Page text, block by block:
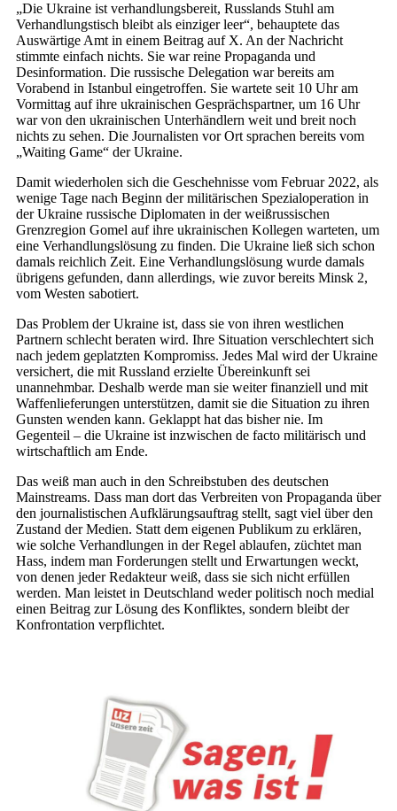
„Die Ukraine ist verhandlungsbereit, Russlands Stuhl am
Verhandlungstisch bleibt als einziger leer“, behauptete das
Auswärtige Amt in einem Beitrag auf X. An der Nachricht
stimmte einfach nichts. Sie war reine Propaganda und
Desinformation. Die russische Delegation war bereits am
Vorabend in Istanbul eingetroffen. Sie wartete seit 10 Uhr am
Vormittag auf ihre ukrainischen Gesprächspartner, um 16 Uhr
war von den ukrainischen Unterhändlern weit und breit noch
nichts zu sehen. Die Journalisten vor Ort sprachen bereits vom
„Waiting Game“ der Ukraine.
Damit wiederholen sich die Geschehnisse vom Februar 2022, als
wenige Tage nach Beginn der militärischen Spezialoperation in
der Ukraine russische Diplomaten in der weißrussischen
Grenzregion Gomel auf ihre ukrainischen Kollegen warteten, um
eine Verhandlungslösung zu finden. Die Ukraine ließ sich schon
damals reichlich Zeit. Eine Verhandlungslösung wurde damals
übrigens gefunden, dann allerdings, wie zuvor bereits Minsk 2,
vom Westen sabotiert.
Das Problem der Ukraine ist, dass sie von ihren westlichen
Partnern schlecht beraten wird. Ihre Situation verschlechtert sich
nach jedem geplatzten Kompromiss. Jedes Mal wird der Ukraine
versichert, die mit Russland erzielte Übereinkunft sei
unannehmbar. Deshalb werde man sie weiter finanziell und mit
Waffenlieferungen unterstützen, damit sie die Situation zu ihren
Gunsten wenden kann. Geklappt hat das bisher nie. Im
Gegenteil – die Ukraine ist inzwischen de facto militärisch und
wirtschaftlich am Ende.
Das weiß man auch in den Schreibstuben des deutschen
Mainstreams. Dass man dort das Verbreiten von Propaganda über
den journalistischen Aufklärungsauftrag stellt, sagt viel über den
Zustand der Medien. Statt dem eigenen Publikum zu erklären,
wie solche Verhandlungen in der Regel ablaufen, züchtet man
Hass, indem man Forderungen stellt und Erwartungen weckt,
von denen jeder Redakteur weiß, dass sie sich nicht erfüllen
werden. Man leistet in Deutschland weder politisch noch medial
einen Beitrag zur Lösung des Konfliktes, sondern bleibt der
Konfrontation verpflichtet.